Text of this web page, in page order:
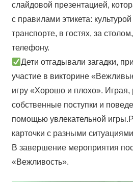
слайдовой презентацией,
с правилами этикета:
транспорте, в гостях, за
телефону.
Дети отгадывали загадки,
участие в викторине
игру «Хорошо и плохо». Играя,
собственные поступки и
помощью увлекательной
карточки с разными
В завершение мероприятия
«Вежливость».